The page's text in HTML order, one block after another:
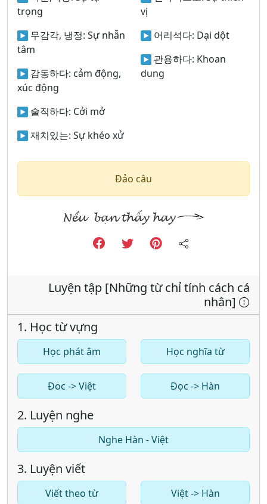
trọng
무감각, 냉정: Sự nhẫn
tâm
감동하다: cảm động,
xúc động
술직하다: Cởi mở
재치있는: Sự khéo xử
vị
어리석다: Dại dột
관용하다: Khoan
dung
Đảo câu
Luyện tập [Những từ chỉ tính cách cá
nhân]
1. Học từ vựng
Học phát âm Học nghĩa từ
Đoc -> Việt Đọc -> Hàn
2. Luyện nghe
Nghe Hàn - Việt
3. Luyện viết
Viết theo từ Việt -> Hàn